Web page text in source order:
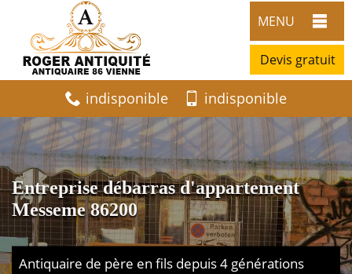
MENU
Devis gratuit
indisponible indisponible
Entreprise débarras d'appartement
Messeme 86200
Antiquaire de père en fils depuis 4 générations